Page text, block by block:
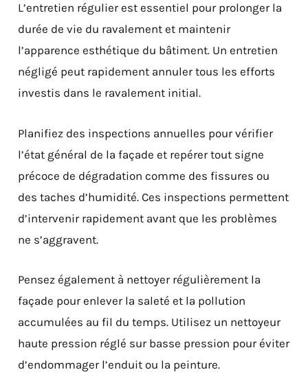
L’entretien régulier est essentiel pour prolonger la
durée de vie du ravalement et maintenir
l’apparence esthétique du bâtiment. Un entretien
négligé peut rapidement annuler tous les efforts
investis dans le ravalement initial.
Planifiez des inspections annuelles pour vérifier
l’état général de la façade et repérer tout signe
précoce de dégradation comme des fissures ou
des taches d’humidité. Ces inspections permettent
d’intervenir rapidement avant que les problèmes
ne s’aggravent.
Pensez également à nettoyer régulièrement la
façade pour enlever la saleté et la pollution
accumulées au fil du temps. Utilisez un nettoyeur
haute pression réglé sur basse pression pour éviter
d’endommager l’enduit ou la peinture.